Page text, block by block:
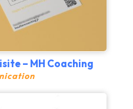
– MH Coaching